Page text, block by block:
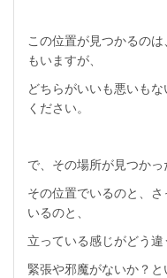
この位置が見つかるの
もいますが、
どちらがいいも悪いも
ください。
で、その場所が見つかっ
その位置でいるのと、
いるのと、
立っている感じがどう
緊張や邪魔がないか？と